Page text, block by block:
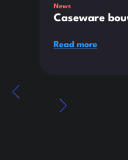
News
Caseware
Read more